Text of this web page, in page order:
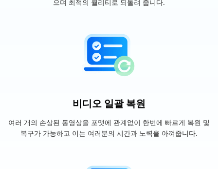
으며 최적의 퀄리티로 되돌려 줍니다.
비디오 일괄 복원
여러 개의 손상된 동영상을 포맷에 관계없이 한번에 빠르게 복원 및
복구가 가능하고 이는 여러분의 시간과 노력을 아껴줍니다.